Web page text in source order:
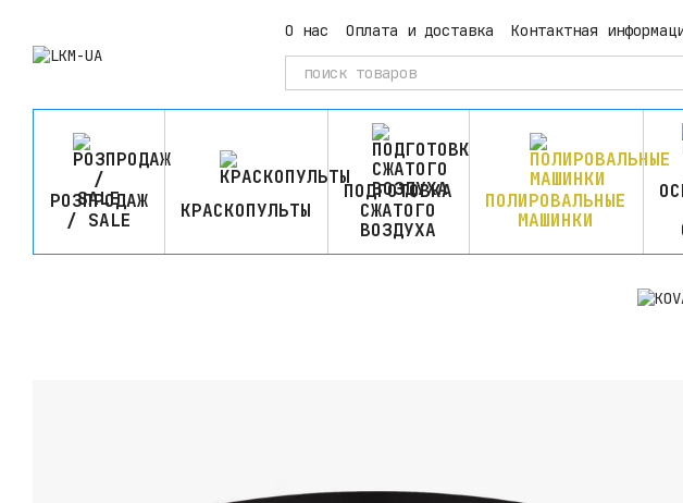
О нас Оплата и доставка Контактная
РОЗПРОДАЖ
/ SALE
КРАСКОПУЛЬТЫ
ПОДГОТОВКА
СЖАТОГО
ВОЗДУХА
ПОЛИРОВАЛЬНЫЕ
МАШИНКИ